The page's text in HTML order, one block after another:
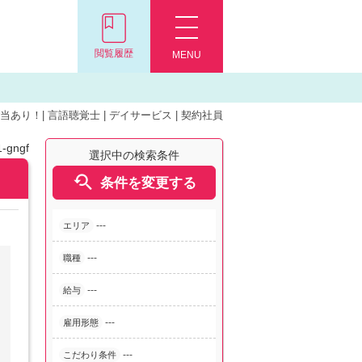
MENU
閲覧履歴
あり！| 言語聴覚士 | デイサービス | 契約社員
選択中の検索条件
 条件を変更する
エリア ---
職種 ---
給与 ---
雇用形態 ---
こだわり条件 ---
gngf